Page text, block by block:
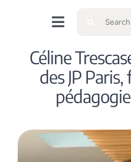
Navigation
à
bascule
Accueil
Qui sommes
Intéressés
Céline
des JP